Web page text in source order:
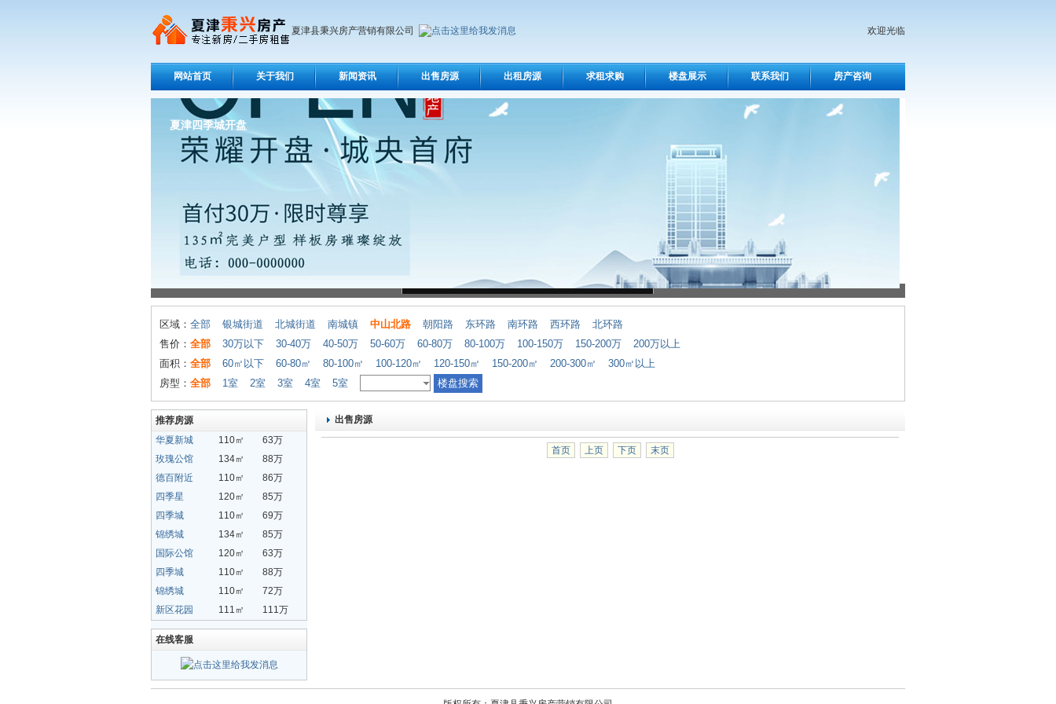
夏津县秉兴房产营销有限公司 欢迎光临
网站首页 关于我们 新闻资讯 出售房源 出租房源 求租求购 楼盘展示 联系我们 房产咨询
夏津四季城开盘
区域： 全部 银城街道 北城街道 南城镇 中山北路 朝阳路 东环路 南环路 西环路
北环路
售价： 全部 30万以下 30-40万 40-50万 50-60万 60-80万 80-100万 100-150万 150-200万
200万以上
面积： 全部 60㎡以下 60-80㎡ 80-100㎡ 100-120㎡ 120-150㎡ 150-200㎡ 200-300㎡
300㎡以上
房型： 全部 1室 2室 3室 4室 5室
推荐房源
华夏新城
110㎡
63万
玫瑰公馆
134㎡
88万
德百附近
110㎡
86万
四季星
120㎡
85万
四季城
110㎡
69万
锦绣城
134㎡
85万
国际公馆
120㎡
63万
四季城
110㎡
88万
锦绣城
110㎡
72万
新区花园
111㎡ 111万
在线客服
出售房源
首页 上页 下页 末页